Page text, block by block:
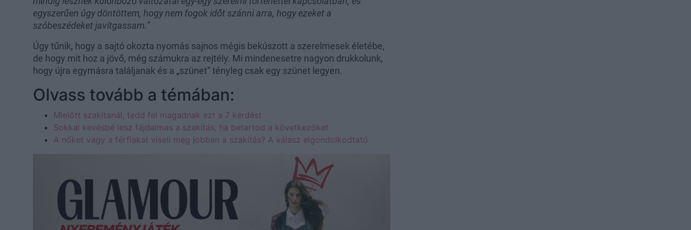
egyszerűen úgy döntöttem, hogy nem fogok időt szánni arra, hogy ezeket a
szóbeszédeket javítgassam.”
Úgy tűnik, hogy a sajtó okozta nyomás sajnos mégis bekúszott a szerelmesek életébe,
de hogy mit hoz a jövő, még számukra az rejtély. Mi mindenesetre nagyon drukkolunk,
hogy újra egymásra találjanak és a „szünet” tényleg csak egy szünet legyen.
Olvass tovább a témában:
Mielőtt szakítanál, tedd fel magadnak ezt a 7 kérdést
Sokkal kevésbé lesz fájdalmas a szakítás, ha betartod a következőket
A nőket vagy a férfiakat viseli meg jobban a szakítás? A válasz elgondolkodtató